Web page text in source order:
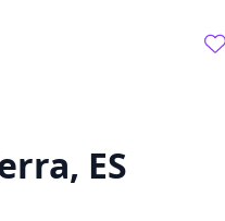
ES